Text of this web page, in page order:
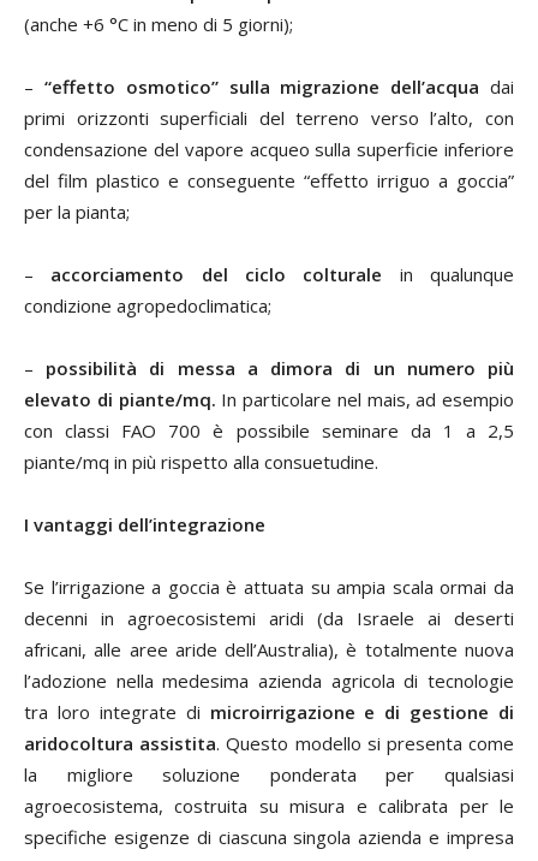
(anche +6 °C in meno di 5 giorni);
– “effetto osmotico” sulla migrazione dell’acqua dai
primi orizzonti superficiali del terreno verso l’alto, con
condensazione del vapore acqueo sulla superficie inferiore
del film plastico e conseguente “effetto irriguo a goccia”
per la pianta;
– accorciamento del ciclo colturale in qualunque
condizione agropedoclimatica;
– possibilità di messa a dimora di un numero più
elevato di piante/mq. In particolare nel mais, ad esempio
con classi FAO 700 è possibile seminare da 1 a 2,5
piante/mq in più rispetto alla consuetudine.
I vantaggi dell’integrazione
Se l’irrigazione a goccia è attuata su ampia scala ormai da
decenni in agroecosistemi aridi (da Israele ai deserti
africani, alle aree aride dell’Australia), è totalmente nuova
l’adozione nella medesima azienda agricola di tecnologie
tra loro integrate di microirrigazione e di gestione di
aridocoltura assistita. Questo modello si presenta come
la migliore soluzione ponderata per qualsiasi
agroecosistema, costruita su misura e calibrata per le
specifiche esigenze di ciascuna singola azienda e impresa